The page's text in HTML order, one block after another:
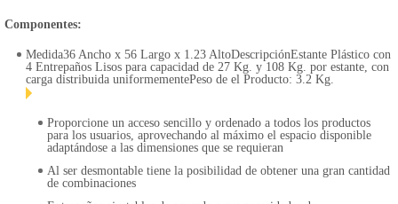
Componentes:
Medida36 Ancho x 56 Largo x 1.23 AltoDescripciónEstante Plástico con
4 Entrepaños Lisos para capacidad de 27 Kg. y 108 Kg. por estante, con
carga distribuida uniformementePeso de el Producto: 3.2 Kg.
Proporcione un acceso sencillo y ordenado a todos los productos
para los usuarios, aprovechando al máximo el espacio disponible
adaptándose a las dimensiones que se requieran
Al ser desmontable tiene la posibilidad de obtener una gran cantidad
de combinaciones